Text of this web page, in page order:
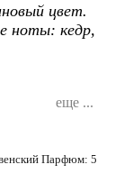
цвет.
ноты: кедр,
еще ...
Парфюм: 5